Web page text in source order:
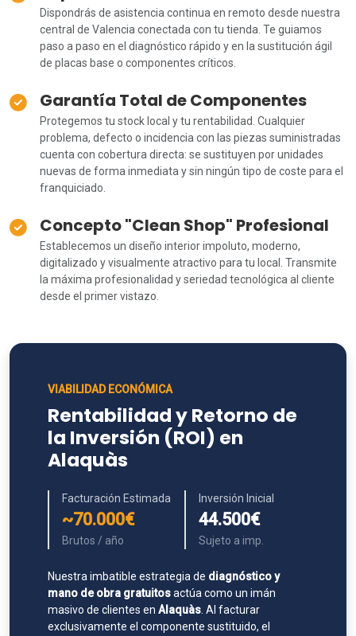
Dispondrás de asistencia continua en remoto desde nuestra
central de Valencia conectada con tu tienda. Te guiamos
paso a paso en el diagnóstico rápido y en la sustitución ágil
de placas base o componentes críticos.
Garantía Total de Componentes
Protegemos tu stock local y tu rentabilidad. Cualquier
problema, defecto o incidencia con las piezas suministradas
cuenta con cobertura directa: se sustituyen por unidades
nuevas de forma inmediata y sin ningún tipo de coste para el
franquiciado.
Concepto "Clean Shop" Profesional
Establecemos un diseño interior impoluto, moderno,
digitalizado y visualmente atractivo para tu local. Transmite
la máxima profesionalidad y seriedad tecnológica al cliente
desde el primer vistazo.
VIABILIDAD ECONÓMICA
Rentabilidad y Retorno de
la Inversión (ROI) en
Alaquàs
Facturación Estimada
~70.000€
Brutos / año
Inversión Inicial
44.500€
Sujeto a imp.
Nuestra imbatible estrategia de diagnóstico y
mano de obra gratuitosactúa como un imán
masivo de clientes en Alaquàs . Al facturar
exclusivamente el componente sustituido, el